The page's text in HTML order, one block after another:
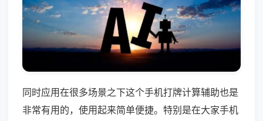
同时应用在很多场景之下这个手机打牌计算辅助也是
非常有用的，使用起来简单便捷。特别是在大家手机